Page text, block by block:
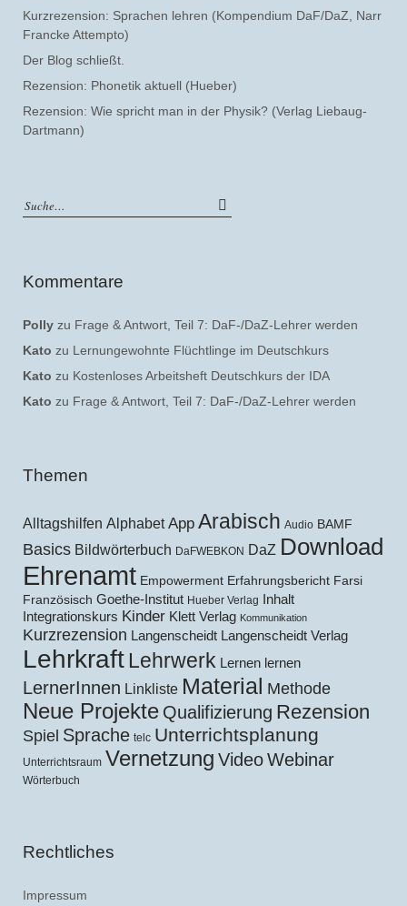
Kurzrezension: Sprachen lehren (Kompendium DaF/DaZ, Narr
Francke Attempto)
Der Blog schließt.
Rezension: Phonetik aktuell (Hueber)
Rezension: Wie spricht man in der Physik? (Verlag Liebaug-
Dartmann)
Kommentare
Polly zu Frage & Antwort, Teil 7: DaF-/DaZ-Lehrer werden
Kato zu Lernungewohnte Flüchtlinge im Deutschkurs
Kato zu Kostenloses Arbeitsheft Deutschkurs der IDA
Kato zu Frage & Antwort, Teil 7: DaF-/DaZ-Lehrer werden
Themen
Alltagshilfen Alphabet App Arabisch Audio BAMF
Basics Bildwörterbuch DaFWEBKON DaZ Download
Ehrenamt Empowerment Erfahrungsbericht Farsi
Französisch Goethe-Institut Hueber Verlag Inhalt
Integrationskurs Kinder Klett Verlag Kommunikation
Kurzrezension Langenscheidt Langenscheidt Verlag
Lehrkraft Lehrwerk Lernen lernen
LernerInnen Linkliste Material Methode
Neue Projekte Qualifizierung Rezension
Spiel Sprache telc Unterrichtsplanung
Unterrichtsraum Vernetzung VideoWebinar
Wörterbuch
Rechtliches
Impressum